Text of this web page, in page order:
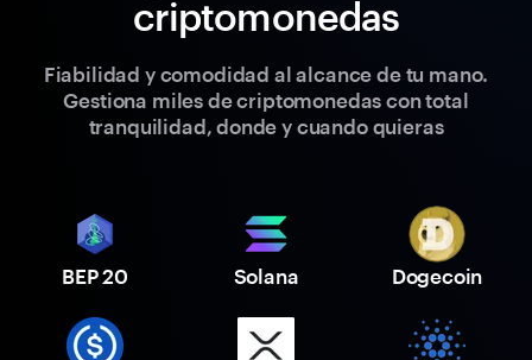
criptomonedas
Fiabilidad y comodidad al alcance de tu mano.
Gestiona miles de criptomonedas con total
tranquilidad, donde y cuando quieras
BEP 20 Solana Dogecoin